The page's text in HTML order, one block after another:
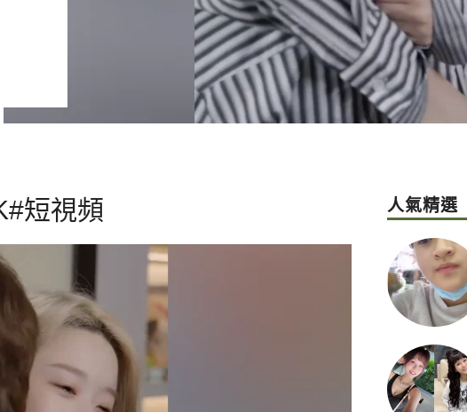
短視頻 人氣精選